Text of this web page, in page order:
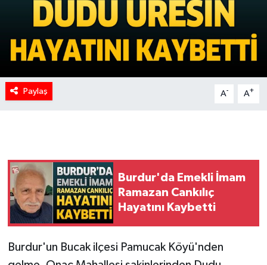
Paylaş A- A+
Burdur'da Emekli İmam
Ramazan Cankılıç
Hayatını Kaybetti
Burdur'un Bucak ilçesi Pamucak Köyü'nden